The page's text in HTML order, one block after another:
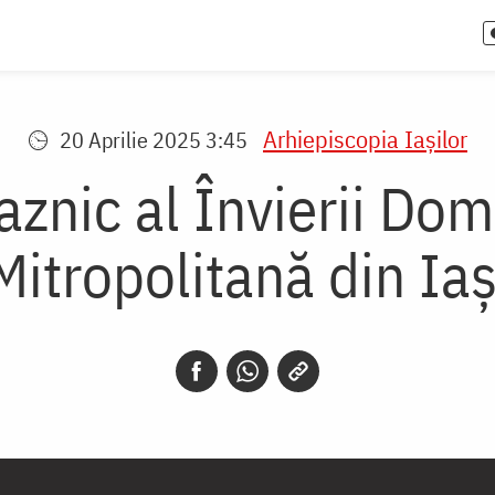
20 Aprilie 2025 3:45 Arhiepiscopia Iaşilor
al Învierii
din